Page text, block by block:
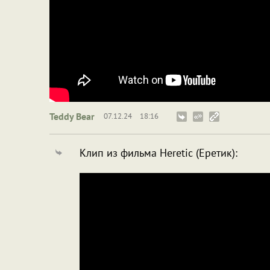
Teddy Bear 07.12.24 18:16
Клип из фильма Heretic (Еретик):